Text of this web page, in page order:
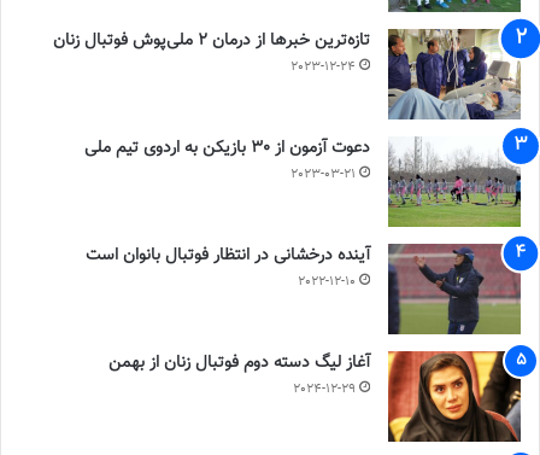
تازه‌ترین خبرها از درمان ۲ ملی‌پوش فوتبال زنان
2023-12-24
دعوت آزمون از 30 بازیکن به اردوی تیم ملی
2023-03-21
آینده درخشانی در انتظار فوتبال بانوان است
2022-12-10
آغاز لیگ دسته دوم فوتبال زنان از بهمن
2024-12-29